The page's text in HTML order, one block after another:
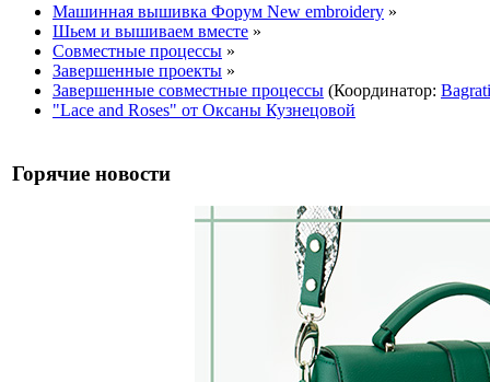
Машинная вышивка Форум New embroidery »
Шьем и вышиваем вместе »
Совместные процессы »
Завершенные проекты »
Завершенные совместные процессы (Координатор:
"Lace and Roses" от Оксаны Кузнецовой
Горячие новости